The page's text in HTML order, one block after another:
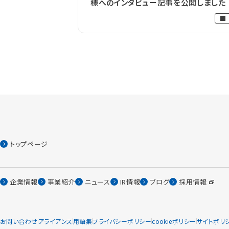
様へのインタビュー記事を公開しました
トップページ
企業情報 事業紹介 ニュース IR情報 ブログ 採用情報
お問い合わせアライアンス 用語集プライバシーポリシーcookieポリシーサイトポリ